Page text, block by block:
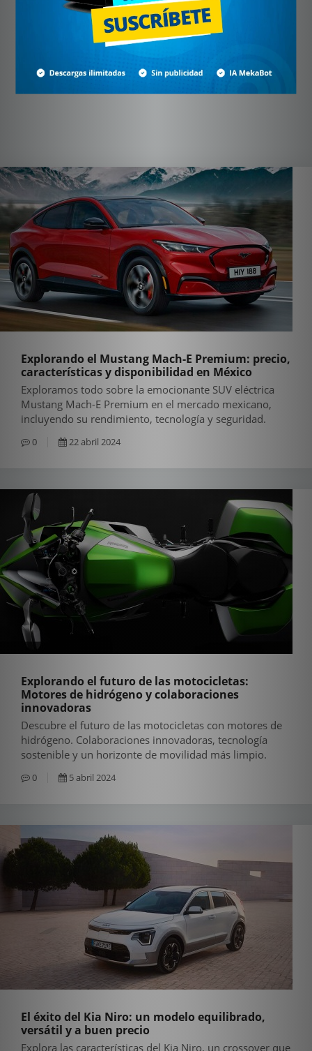
Explorando el Mustang Mach-E Premium: precio,
características y disponibilidad en México
Exploramos todo sobre la emocionante SUV eléctrica
Mustang Mach-E Premium en el mercado mexicano,
incluyendo su rendimiento, tecnología y seguridad.
0 22 abril 2024
Explorando el futuro de las motocicletas:
Motores de hidrógeno y colaboraciones
innovadoras
Descubre el futuro de las motocicletas con motores de
hidrógeno. Colaboraciones innovadoras, tecnología
sostenible y un horizonte de movilidad más limpio.
0 5 abril 2024
El éxito del Kia Niro: un modelo equilibrado,
versátil y a buen precio
Explora las características del Kia Niro, un crossover que